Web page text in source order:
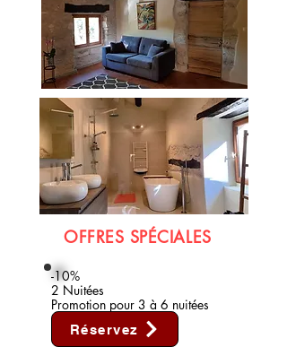
OFFRES SPÉCIALES
-10%
2 Nuitées
Promotion pour 3 à 6 nuitées
Réservez